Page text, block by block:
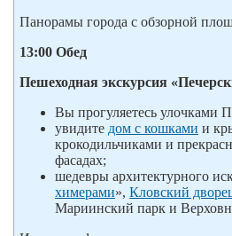
Панорамы города с обзорной
13:00 Обед
Пешеходная экскурсия
Вы прогуляетесь улочками
увидите дом с кошками и
крокодильчиками и
фасадах;
шедевры архитектурного
химерами», Кловский
Мариинский парк и